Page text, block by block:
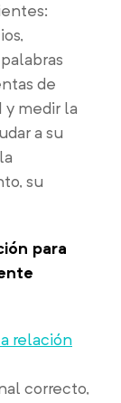
de
y medir la
a su
su
para
relación
correcto,